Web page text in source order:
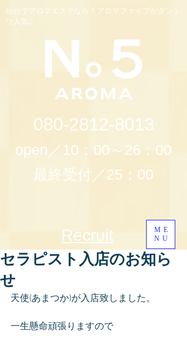
仙台でアロマエステなら！アロマファイブがダント
ツ人気。
080-2812-8013
open／10：00～26：00
最終受付／25：00
ME
NU
Recruit
セラピスト入店のお知ら
せ
天使(あまつか)が入店致しました。
一生懸命頑張りますので